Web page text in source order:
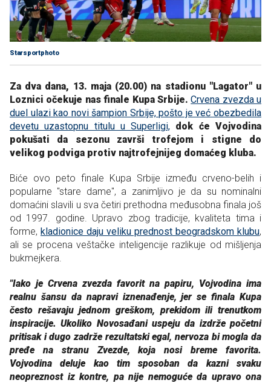
Starsportphoto
Za dva dana, 13. maja (20.00) na stadionu "Lagator" u
Loznici očekuje nas finale Kupa Srbije.Crvena zvezda u
duel ulazi kao novi šampion Srbije, pošto je već obezbedila
devetu uzastopnu titulu u Superligi, dok će Vojvodina
pokušati da sezonu završi trofejom i stigne do
velikog podviga protiv najtrofejnijeg domaćeg kluba.
Biće ovo peto finale Kupa Srbije između crveno-belih i
popularne "stare dame", a zanimljivo je da su nominalni
domaćini slavili u sva četiri prethodna međusobna finala još
od 1997. godine. Upravo zbog tradicije, kvaliteta tima i
forme, kladionice daju veliku prednost beogradskom klubu,
ali se procena veštačke inteligencije razlikuje od mišljenja
bukmejkera.
"Iako je Crvena zvezda favorit na papiru, Vojvodina ima
realnu šansu da napravi iznenađenje, jer se finala Kupa
često rešavaju jednom greškom, prekidom ili trenutkom
inspiracije. Ukoliko Novosađani uspeju da izdrže početni
pritisak i dugo zadrže rezultatski egal, nervoza bi mogla da
pređe na stranu Zvezde, koja nosi breme favorita.
Vojvodina deluje kao tim sposoban da kazni svaku
neopreznost iz kontre, pa nije nemoguće da upravo ona